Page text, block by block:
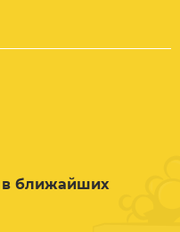
в ближайших